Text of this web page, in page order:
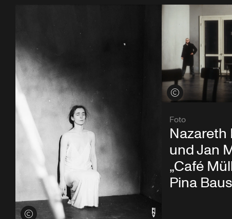
Credits öffnen
Credits öffnen
Foto
Nazareth
und Jan
„Café
Pina